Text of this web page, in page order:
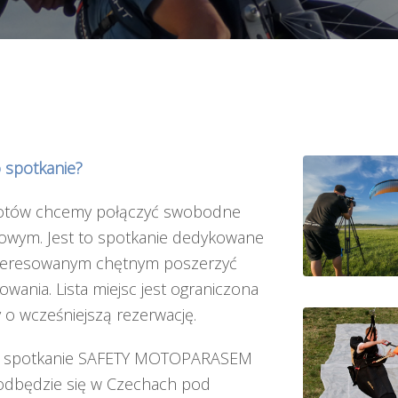
chcemy połączyć swobodne
Jest to spotkanie dedykowane
chętnym poszerzyć
Lista miejsc jest ograniczona
wcześniejszą rezerwację.
SAFETY MOTOPARASEM
się w Czechach pod